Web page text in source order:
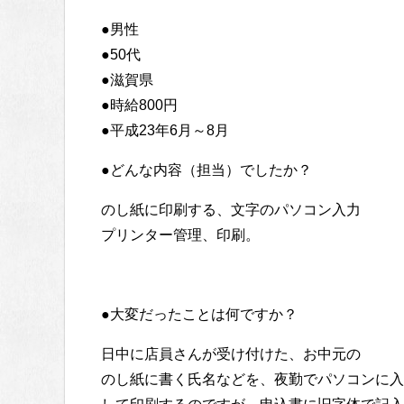
●男性
●50代
●滋賀県
●時給800円
●平成23年6月～8月
●どんな内容（担当）でしたか？
のし紙に印刷する、文字のパソコン入力
プリンター管理、印刷。
●大変だったことは何ですか？
日中に店員さんが受け付けた、お中元の
のし紙に書く氏名などを、夜勤でパソコンに